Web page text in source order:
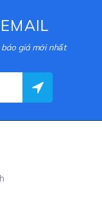
giá mới nhất